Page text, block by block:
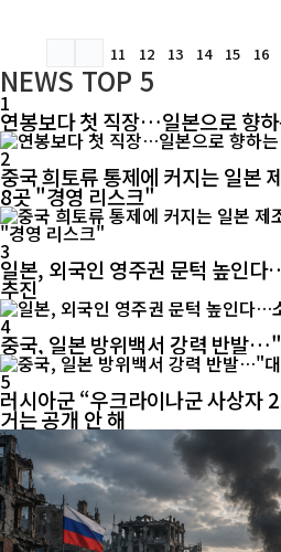
11 12 13 14 15 16
NEWS TOP 5
1
연봉보다 첫 직장…일본으로 향
2
중국 희토류 통제에 커지는 일본
8곳 "경영 리스크"
3
일본, 외국인 영주권 문턱 높인
추진
4
중국, 일본 방위백서 강력 반발
5
러시아군 “우크라이나군 사상
거는 공개 안 해